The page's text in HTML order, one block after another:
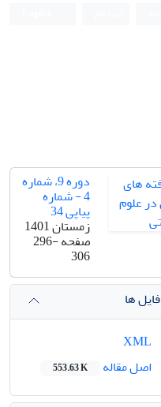
دوره 9، شماره
4 - شماره
پیاپی 34
زمستان 1401
صفحه296-
306
فایل ها
اصل مقاله
553.63 K